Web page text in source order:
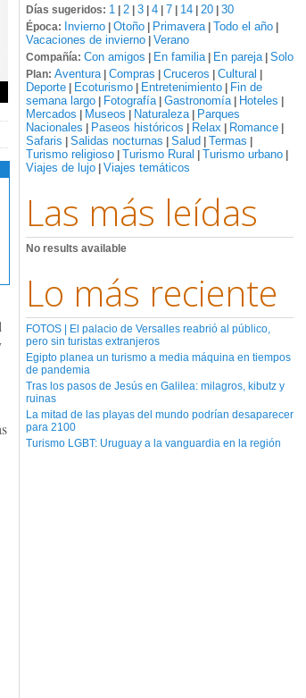
Días sugeridos: 1 2 3 4 7 14 20 30
Época: Invierno Otoño Primavera| Todo el año
Vacaciones de invierno Verano
Compañía: Con amigos En familia| En pareja| Solo
Plan: Aventura| Compras Cruceros Cultural
Deporte Ecoturismo Entretenimiento
Fin de
semana largo
Fotografía| Gastronomía| Hoteles
Mercados Museos Naturaleza|
Parques
Nacionales
Paseos históricos Relax Romance
Safaris Salidas nocturnas Salud Termas
Turismo religioso Turismo Rural Turismo urbano
Viajes de lujo Viajes temáticos
Las más leídas
No results available
Lo más reciente
FOTOS | El palacio de Versalles reabrió al público,
pero sin turistas extranjeros
Egipto planea un turismo a media máquina en tiempos
de pandemia
Tras los pasos de Jesús en Galilea: milagros, kibutz y
ruinas
La mitad de las playas del mundo podrían desaparecer
para 2100
Turismo LGBT: Uruguay a la vanguardia en la región